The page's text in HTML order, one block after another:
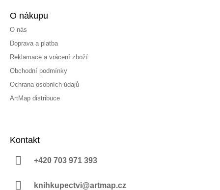
O nákupu
O nás
Doprava a platba
Reklamace a vrácení zboží
Obchodní podmínky
Ochrana osobních údajů
ArtMap distribuce
Kontakt
+420 703 971 393
knihkupectvi@artmap.cz